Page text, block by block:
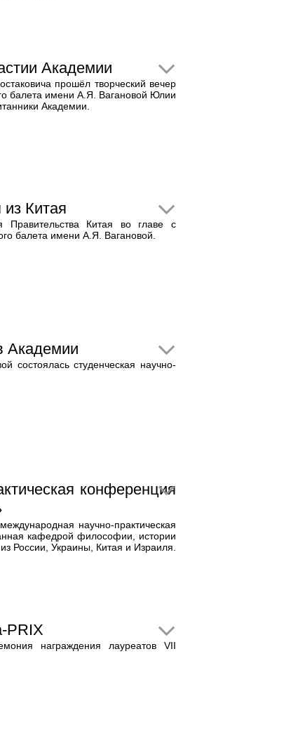
Академии
прошёл творческий вечер
балета имени А.Я. Вагановой Юлии
Академии.
Китая
Китая во главе с
балета имени А.Я. Вагановой.
Академии
состоялась студенческая научно-
конференция
научно-практическая
кафедрой философии, истории
России, Украины, Китая и Израиля.
PRIX
награждения лауреатов VII